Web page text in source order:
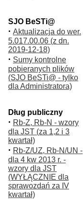
SJO BeSTi@
· Aktualizacja do wer.
5.017.00.06 (z dn.
2019-12-18)
· Sumy kontrolne
pobieranych plików
(SJO BeSTi@ - tylko
dla Administratora)
Dług publiczny
· Rb-Z, Rb-N - wzory
dla JST (za 1,2 i 3
kwartał)
· Rb-Z/UZ, Rb-N/UN -
dla 4 kw 2013 r. -
wzory dla JST
(WYŁĄCZNIE dla
sprawozdań za IV
kwartał)